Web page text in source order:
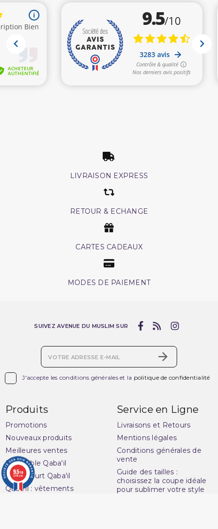
LIVRAISON EXPRESS
RETOUR & ECHANGE
CARTES CADEAUX
MODES DE PAIEMENT
J'accepte les conditions générales et la politique de confidentialité
SUIVEZ AVENUE DU MUSLIM SUR
Produits
Promotions
Nouveaux produits
Meilleures ventes
Ensemble Qaba'il
Pantacourt Qaba'il
Qaba'il : vêtements
Service en Ligne
Livraisons et Retours
Mentions légales
Conditions générales de
vente
Guide des tailles :
choisissez la coupe idéale
pour sublimer votre style
9.5/10
3283 avis